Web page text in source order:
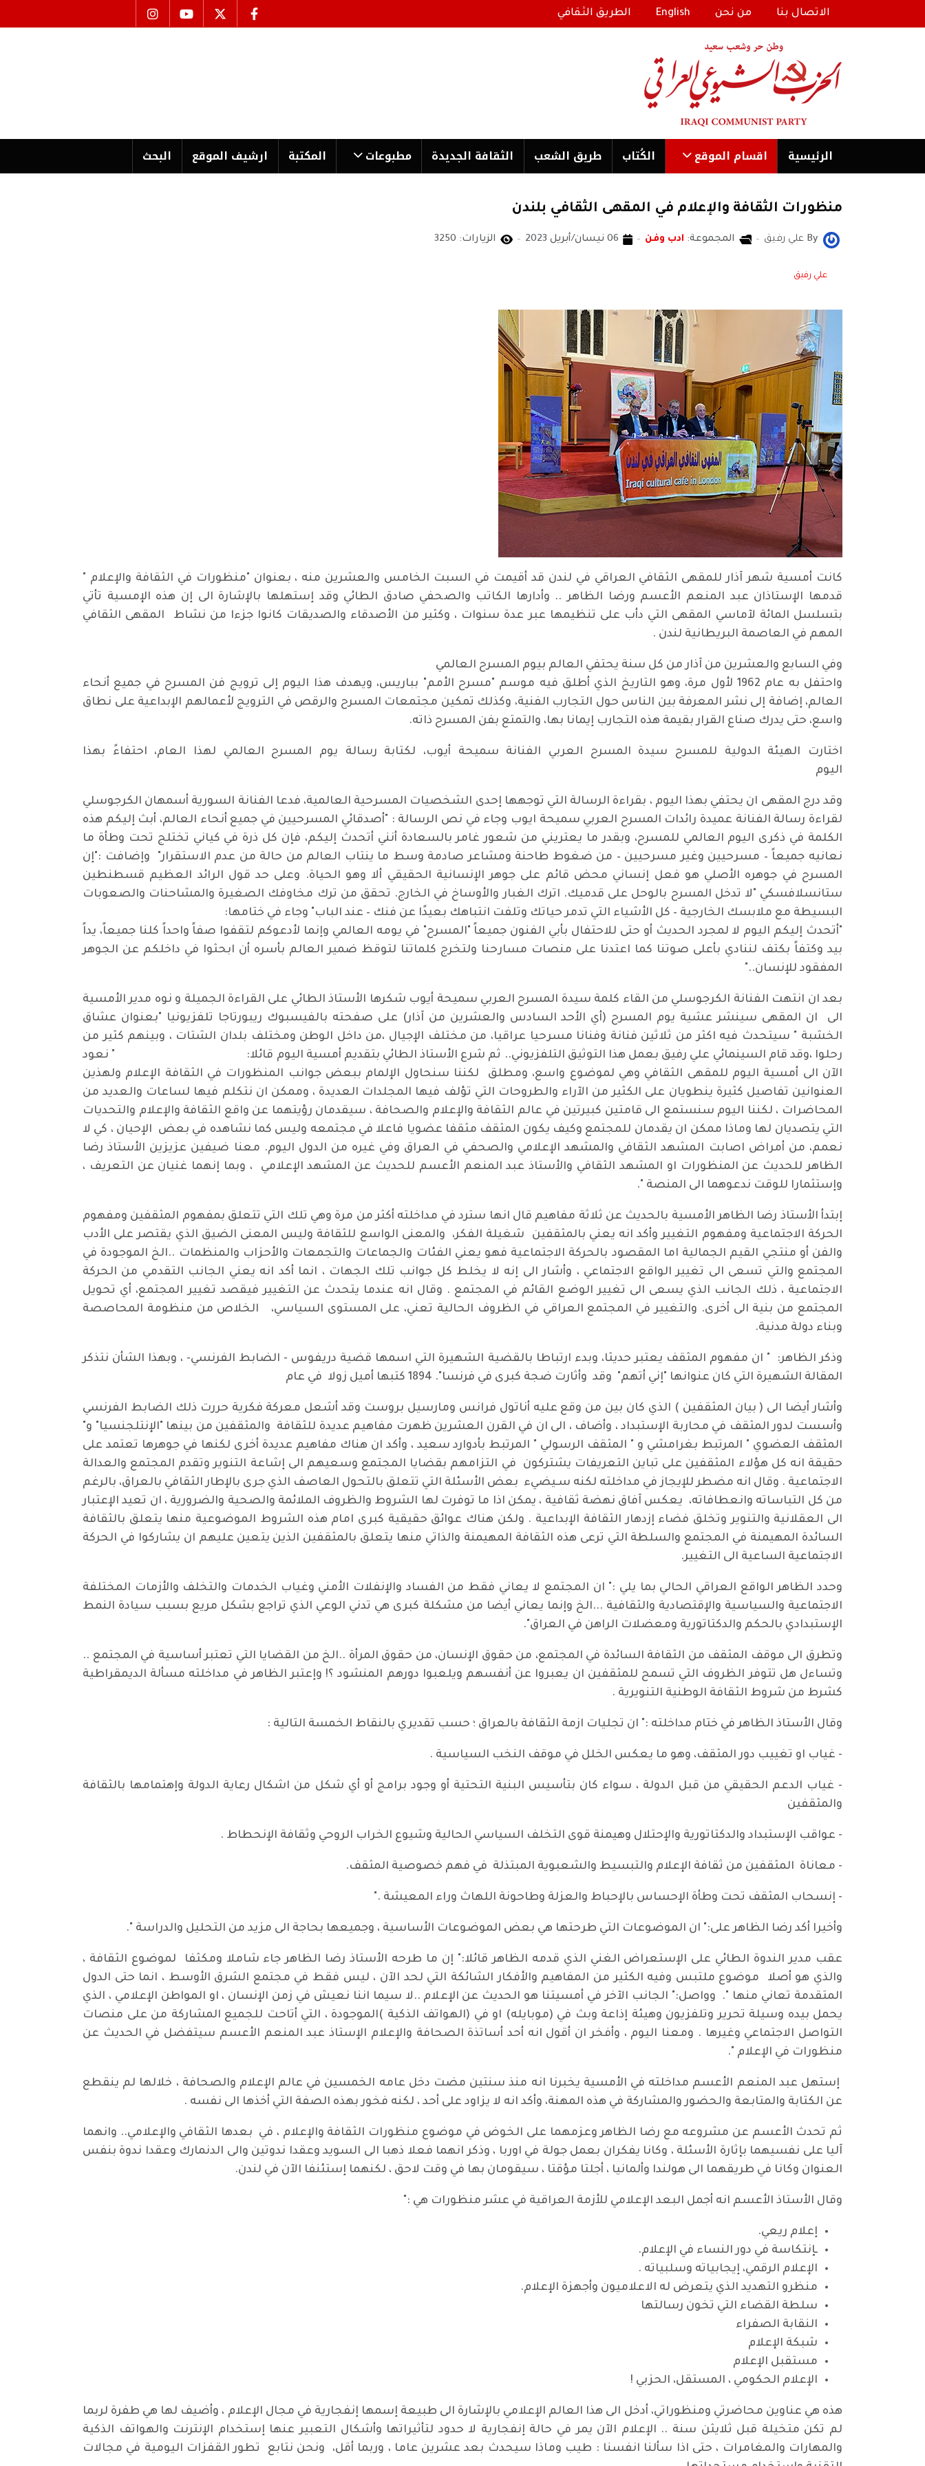
الاتصال بنا من نحن English الطريق الثقافي
الرئیسية اقسام الموقع الكُتاب طریق الشعب الثقافة الجدیدة مطبوعات المكتبة ارشیف الموقع البحث
منظورات الثقافة والإعلام في المقهى الثقافي بلندن
By علي رفيق المجموعة: ادب وفن 06 نيسان/أبريل 2023 الزيارات: 3250
علي رفيق
كانت أمسية شهر آذار للمقهى الثقافي العراقي في لندن قد أقيمت في السبت الخامس والعشرين منه ، بعنوان "منظورات في الثقافة والإعلام "
قدمها الإستاذان عبد المنعم الأعسم ورضا الظاهر .. وأدارها الكاتب والصحفي صادق الطائي وقد إستهلها بالإشارة الى إن هذه الإمسية تأتي
بتسلسل المائة لآماسي المقهى التي دأب على تنظيمها عبر عدة سنوات ، وكثير من الأصدقاء والصديقات كانوا جزءا من نشاط المقهى الثقافي
المهم في العاصمة البريطانية لندن .
وفي السابع والعشرين من آذار من كل سنة يحتفي العالم بيوم المسرح العالمي
واحتفل به عام 1962 لأول مرة، وهو التاريخ الذي أطلق فيه موسم "مسرح الأمم" بباريس، ويهدف هذا اليوم إلى ترويج فن المسرح في جميع أنحاء
العالم، إضافة إلى نشر المعرفة بين الناس حول التجارب الفنية، وكذلك تمكين مجتمعات المسرح والرقص في الترويج لأعمالهم الإبداعية على نطاق
واسع، حتى يدرك صناع القرار بقيمة هذه التجارب إيمانا بها، والتمتع بفن المسرح ذاته.
اختارت الهيئة الدولية للمسرح سيدة المسرح العربي الفنانة سميحة أيوب، لكتابة رسالة يوم المسرح العالمي لهذا العام، احتفاءً بهذا
اليوم
وقد درج المقهى ان يحتفي بهذا اليوم ، بقراءة الرسالة التي توجهها إحدى الشخصيات المسرحية العالمية، فدعا الفنانة السورية أسمهان الكرجوسلي
لقراءة رسالة الفنانة عميدة رائدات المسرح العربي سميحة ايوب وجاء في نص الرسالة : "أصدقائي المسرحيين في جميع أنحاء العالم، أبث إليكم هذه
الكلمة في ذكرى اليوم العالمي للمسرح، وبقدر ما يعتريني من شعور غامر بالسعادة أنني أتحدث إليكم، فإن كل ذرة في كياني تختلج تحت وطأة ما
نعانيه جميعاً – مسرحيين وغير مسرحيين – من ضغوط طاحنة ومشاعر صادمة وسط ما ينتاب العالم من حالة من عدم الاستقرار" وإضافت :"إن
المسرح في جوهره الأصلي هو فعل إنساني محض قائم على جوهر الإنسانية الحقيقي ألا وهو الحياة. وعلى حد قول الرائد العظيم قسطنطين
ستانسلافسكي "لا تدخل المسرح بالوحل على قدميك. اترك الغبار والأوساخ في الخارج. تحقق من ترك مخاوفك الصغيرة والمشاحنات والصعوبات
البسيطة مع ملابسك الخارجية – كل الأشياء التي تدمر حياتك وتلفت انتباهك بعيدًا عن فنك – عند الباب" وجاء في ختامها:
"أتحدث إليكم اليوم لا لمجرد الحديث أو حتى للاحتفال بأبي الفنون جميعاً "المسرح" في يومه العالمي وإنما لأدعوكم لتقفوا صفاً واحداً كلنا جميعاً، يداً
بيد وكتفاً بكتف لننادي بأعلى صوتنا كما اعتدنا على منصات مسارحنا ولتخرج كلماتنا لتوقظ ضمير العالم بأسره أن ابحثوا في داخلكم عن الجوهر
المفقود للإنسان.."
بعد ان انتهت الفنانة الكرجوسلي من القاء كلمة سيدة المسرح العربي سميحة أيوب شكرها الأستاذ الطائي على القراءة الجميلة و نوه مدير الأمسية
الى ان المقهى سينشر عشية يوم المسرح (أي الأحد السادس والعشرين من آذار) على صفحته بالفيسبوك ريبورتاجا تلفزيونيا "بعنوان عشاق
الخشبة " سيتحدث فيه اكثر من ثلاثين فنانة وفنانا مسرحيا عراقيا، من مختلف الإجيال ،من داخل الوطن ومختلف بلدان الشتات ، وبينهم كثير من
رحلوا ،وقد قام السينمائي علي رفيق بعمل هذا التوثيق التلفزيوني.. ثم شرع الأستاذ الطائي بتقديم أمسية اليوم قائلا: " نعود
الآن الى أمسية اليوم للمقهى الثقافي وهي لموضوع واسع، ومطلق لكننا سنحاول الإلمام ببعض جوانب المنظورات في الثقافة الإعلام ولهذين
العنوانين تفاصيل كثيرة ينطويان على الكثير من الآراء والطروحات التي تؤلف فيها المجلدات العديدة ، وممكن ان نتكلم فيها لساعات والعديد من
المحاضرات ، لكننا اليوم سنستمع الى قامتين كبيرتين في عالم الثقافة والإعلام والصحافة ، سيقدمان رؤيتهما عن واقع الثقافة والإعلام والتحديات
التي يتصديان لها وماذا ممكن ان يقدمان للمجتمع وكيف يكون المثقف مثقفا عضويا فاعلا في مجتمعه وليس كما نشاهده في بعض الإحيان ، كي لا
نعمم، من أمراض اصابت المشهد الثقافي والمشهد الإعلامي والصحفي في العراق وفي غيره من الدول اليوم. معنا ضيفين عزيزين الأستاذ رضا
الظاهر للحديث عن المنظورات او المشهد الثقافي والأستاذ عبد المنعم الأعسم للحديث عن المشهد الإعلامي ، وبما إنهما غنيان عن التعريف ،
وإستثمارا للوقت ندعوهما الى المنصة ".
إبتدأ الأستاذ رضا الظاهر الأمسية بالحديث عن ثلاثة مفاهيم قال انها سترد في مداخلته أكثر من مرة وهي تلك التي تتعلق بمفهوم المثقفين ومفهوم
الحركة الاجتماعية ومفهوم التغيير وأكد انه يعني بالمثقفين شغيلة الفكر، والمعنى الواسع للثقافة وليس المعنى الضيق الذي يقتصر على الأدب
والفن أو منتجي القيم الجمالية اما المقصود بالحركة الاجتماعية فهو يعني الفئات والجماعات والتجمعات والأحزاب والمنظمات ..الخ الموجودة في
المجتمع والتي تسعى الى تغيير الواقع الاجتماعي ، وأشار الى إنه لا يخلط كل جوانب تلك الجهات ، انما أكد انه يعني الجانب التقدمي من الحركة
الاجتماعية ، ذلك الجانب الذي يسعى الى تغيير الوضع القائم في المجتمع . وقال انه عندما يتحدث عن التغيير فيقصد تغيير المجتمع، أي تحويل
المجتمع من بنية الى أخرى. والتغيير في المجتمع العراقي في الظروف الحالية تعني، على المستوى السياسي، الخلاص من منظومة المحاصصة
وبناء دولة مدنية.
وذكر الظاهر: " ان مفهوم المثقف يعتبر حديثا، وبدء ارتباطا بالقضية الشهيرة التي اسمها قضية دريفوس - الضابط الفرنسي- ، وبهذا الشأن نتذكر
المقالة الشهيرة التي كان عنوانها "إني أتهم" وقد وأثارت ضجة كبرى في فرنسا". 1894 كتبها أميل زولا في عام
وأشار أيضا الى ( بيان المثقفين ) الذي كان بين من وقع عليه أناتول فرانس ومارسيل بروست وقد أشعل معركة فكرية حررت ذلك الضابط الفرنسي
وأسست لدور المثقف في محاربة الإستبداد ، وأضاف ، الى ان في القرن العشرين ظهرت مفاهيم عديدة للثقافة والمثقفين من بينها "الإنتلجنسيا" و"
المثقف العضوي " المرتبط بغرامشي و " المثقف الرسولي " المرتبط بأدوارد سعيد ، وأكد ان هناك مفاهيم عديدة أخرى لكنها في جوهرها تعتمد على
حقيقة انه كل هؤلاء المثقفين على تباين التعريفات يشتركون في التزامهم بقضايا المجتمع وسعيهم الى إشاعة التنوير وتقدم المجتمع والعدالة
الاجتماعية . وقال انه مضطر للإيجاز في مداخلته لكنه سـيضيء بعض الأسئلة التي تتعلق بالتحول العاصف الذي جرى بالإطار الثقافي بالعراق، بالرغم
من كل التباساته وانعطافاته، يعكس آفاق نهضة ثقافية ، يمكن اذا ما توفرت لها الشروط والظروف الملائمة والصحية والضرورية ، ان تعيد الإعتبار
الى العقلانية والتنوير وتخلق فضاء إزدهار الثقافة الإبداعية . ولكن هناك عوائق حقيقية كبرى امام هذه الشروط الموضوعية منها يتعلق بالثقافة
السائدة المهيمنة في المجتمع والسلطة التي ترعى هذه الثقافة المهيمنة والذاتي منها يتعلق بالمثقفين الذين يتعين عليهم ان يشاركوا في الحركة
الاجتماعية الساعية الى التغيير.
وحدد الظاهر الواقع العراقي الحالي بما يلي :" ان المجتمع لا يعاني فقط من الفساد والإنفلات الأمني وغياب الخدمات والتخلف والأزمات المختلفة
الاجتماعية والسياسية والإقتصادية والثقافية ...الخ وإنما يعاني أيضا من مشكلة كبرى هي تدني الوعي الذي تراجع بشكل مريع بسبب سيادة النمط
الإستبدادي بالحكم والدكتاتورية ومعضلات الراهن في العراق".
وتطرق الى موقف المثقف من الثقافة السائدة في المجتمع، من حقوق الإنسان، من حقوق المرأة ..الخ من القضايا التي تعتبر أساسية في المجتمع ..
وتساءل هل تتوفر الظروف التي تسمح للمثقفين ان يعبروا عن أنفسهم ويلعبوا دورهم المنشود ؟! وإعتبر الظاهر في مداخلته مسألة الديمقراطية
كشرط من شروط الثقافة الوطنية التنويرية .
وقال الأستاذ الظاهر في ختام مداخلته :" ان تجليات ازمة الثقافة بالعراق ؛ حسب تقديري بالنقاط الخمسة التالية :
- غياب او تغييب دور المثقف، وهو ما يعكس الخلل في موقف النخب السياسية .
- غياب الدعم الحقيقي من قبل الدولة ، سواء كان بتأسيس البنية التحتية أو وجود برامج أو أي شكل من اشكال رعاية الدولة وإهتمامها بالثقافة
والمثقفين
- عواقب الإستبداد والدكتاتورية والإحتلال وهيمنة قوى التخلف السياسي الحالية وشيوع الخراب الروحي وثقافة الإنحطاط .
- معاناة المثقفين من ثقافة الإعلام والتبسيط والشعبوية المبتذلة في فهم خصوصية المثقف.
- إنسحاب المثقف تحت وطأة الإحساس بالإحباط والعزلة وطاحونة اللهاث وراء المعيشة ."
وأخيرا أكد رضا الظاهر على:" ان الموضوعات التي طرحتها هي بعض الموضوعات الأساسية ، وجميعها بحاجة الى مزيد من التحليل والدراسة ".
عقب مدير الندوة الطائي على الإستعراض الغني الذي قدمه الظاهر قائلا:" إن ما طرحه الأستاذ رضا الظاهر جاء شاملا ومكثفا لموضوع الثقافة ،
والذي هو أصلا موضوع ملتبس وفيه الكثير من المفاهيم والأفكار الشائكة التي لحد الآن ، ليس فقط في مجتمع الشرق الأوسط ، انما حتى الدول
المتقدمة تعاني منها ". وواصل:" الجانب الآخر في أمسيتنا هو الحديث عن الإعلام ..لا سيما اننا نعيش في زمن الإنسان ، او المواطن الإعلامي ، الذي
يحمل بيده وسيلة تحرير وتلفزيون وهيئة إذاعة وبث في (موبايله) او في (الهواتف الذكية )الموجودة ، التي أتاحت للجميع المشاركة من على منصات
التواصل الاجتماعي وغيرها . ومعنا اليوم ، وأفخر ان أقول انه أحد أساتذة الصحافة والإعلام الإستاذ عبد المنعم الأعسم سيتفضل في الحديث عن
منظورات في الإعلام ".
إستهل عبد المنعم الأعسم مداخلته في الأمسية يخبرنا انه منذ سنتين مضت دخل عامه الخمسين في عالم الإعلام والصحافة ، خلالها لم ينقطع
عن الكتابة والمتابعة والحضور والمشاركة في هذه المهنة، وأكد انه لا يزاود على أحد ، لكنه فخور بهذه الصفة التي أخذها الى نفسه .
ثم تحدث الأعسم عن مشروعه مع رضا الظاهر وعزمهما على الخوض في موضوع منظورات الثقافة والإعلام ، في بعدها الثقافي والإعلامي.. وانهما
آليا على نفسيهما بإثارة الأسئلة ، وكانا يفكران بعمل جولة في اوربا ، وذكر انهما فعلا ذهبا الى السويد وعقدا ندوتين والى الدنمارك وعقدا ندوة بنفس
العنوان وكانا في طريقهما الى هولندا وألمانيا ، أجلتا مؤقتا ، سيقومان بها في وقت لاحق ، لكنهما إستئنفا الآن في لندن.
وقال الأستاذ الأعسم انه أجمل البعد الإعلامي للأزمة العراقية في عشر منظورات هي :"
إعلام ريعي.
ـإنتكاسة في دور النساء في الإعلام.
الإعلام الرقمي، إيجابياته وسلبياته .
منظرو التهديد الذي يتعرض له الاعلاميون وأجهزة الإعلام.
سلطة القضاء التي تخون رسالتها
النقابة الصفراء
شبكة الإعلام
مستقبل الإعلام
الإعلام الحكومي ، المستقل، الحزبي !
هذه هي عناوين محاضرتي ومنظوراتي، أدخل الى هذا العالم الإعلامي بالإشارة الى طبيعة إسمها إنفجارية في مجال الإعلام ، وأضيف لها هي طفرة لربما
لم تكن متخيلة قبل ثلايثن سنة .. الإعلام الآن يمر في حالة إنفجارية لا حدود لتأثيراتها وأشكال التعبير عنها إستخدام الإنترنت والهواتف الذكية
والمهارات والمغامرات ، حتى اذا سألنا انفسنا : طيب وماذا سيحدث بعد عشرين عاما ، وربما أقل، ونحن نتابع تطور القفزات اليومية في مجالات